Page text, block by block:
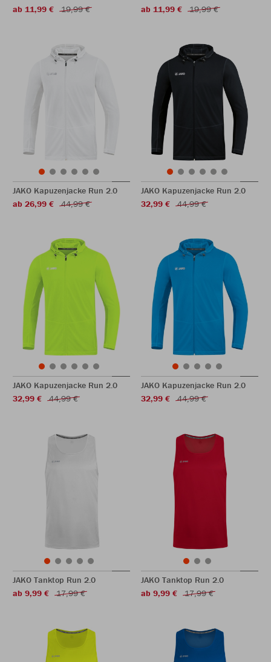
ab 11,99 €
19,99 €
ab 11,99 €
19,99 €
JAKO Kapuzenjacke Run 2.0
ab 26,99 €
44,99 €
JAKO Kapuzenjacke Run 2.0
32,99 €
44,99 €
JAKO Kapuzenjacke Run 2.0
32,99 €
44,99 €
JAKO Kapuzenjacke Run 2.0
32,99 €
44,99 €
JAKO Tanktop Run 2.0
ab 9,99 €
17,99 €
JAKO Tanktop Run 2.0
ab 9,99 €
17,99 €